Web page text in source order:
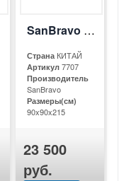
SanBravo SB-С922А
СтранаКИТАЙ
Артикул7707
Производитель
SanBravo
Размеры(см)
90x90x215
23 500
руб.